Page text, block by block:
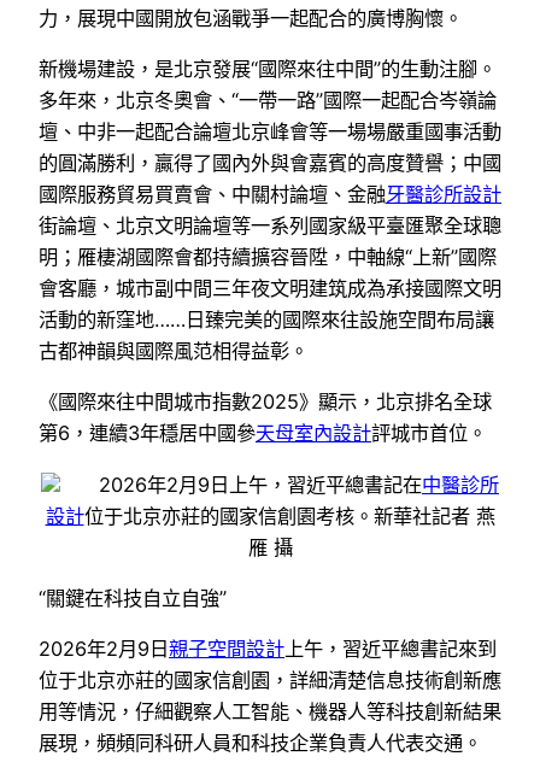
力，展現中國開放包涵戰爭一起配合的廣博胸懷。
新機場建設，是北京發展“國際來往中間”的生動注腳。
多年來，北京冬奧會、“一帶一路”國際一起配合岑嶺論
壇、中非一起配合論壇北京峰會等一場場嚴重國事活動
的圓滿勝利，贏得了國內外與會嘉賓的高度贊譽；中國
國際服務貿易買賣會、中關村論壇、金融牙醫診所設計
街論壇、北京文明論壇等一系列國家級平臺匯聚全球聰
明；雁棲湖國際會都持續擴容晉陞，中軸線“上新”國際
會客廳，城市副中間三年夜文明建筑成為承接國際文明
活動的新窪地……日臻完美的國際來往設施空間布局讓
古都神韻與國際風范相得益彰。
《國際來往中間城市指數2025》顯示，北京排名全球
第6，連續3年穩居中國參天母室內設計評城市首位。
2026年2月9日上午，習近平總書記在中醫診所
設計位于北京亦莊的國家信創園考核。新華社記者 燕
雁 攝
“關鍵在科技自立自強”
2026年2月9日親子空間設計上午，習近平總書記來到
位于北京亦莊的國家信創園，詳細清楚信息技術創新應
用等情況，仔細觀察人工智能、機器人等科技創新結果
展現，頻頻同科研人員和科技企業負責人代表交通。